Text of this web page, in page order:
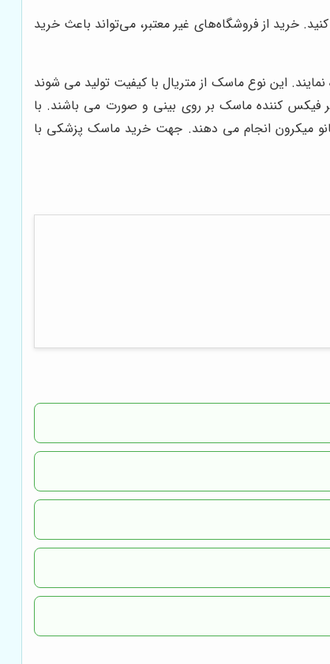
خرید از فروشگاه‌های غیر معتبر، می‌تواند باعث خرید
این نوع ماسک از متریال با کیفیت تولید می شوند
فیکس کننده ماسک بر روی بینی و صورت می باشند. با
اتوماتیک در ابعاد استاندارد تولید می شوند و فرآیند فیلتراسیون را به میزان بیش از 88%، ذرات 3 الی 5 هزار نانو میکرون انجام می دهند. جهت خرید ماسک پزشکی با